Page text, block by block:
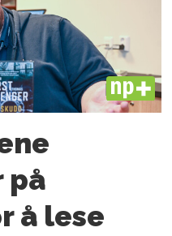
PLUS
på
å lese